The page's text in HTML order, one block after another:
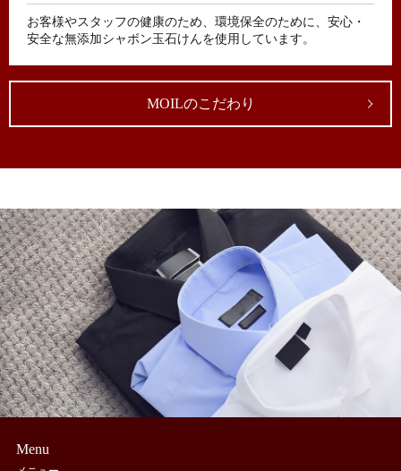
お客様やスタッフの健康のため、環境保全のために、安心・
安全な無添加シャボン玉石けんを使用しています。
MOILのこだわり
Menu